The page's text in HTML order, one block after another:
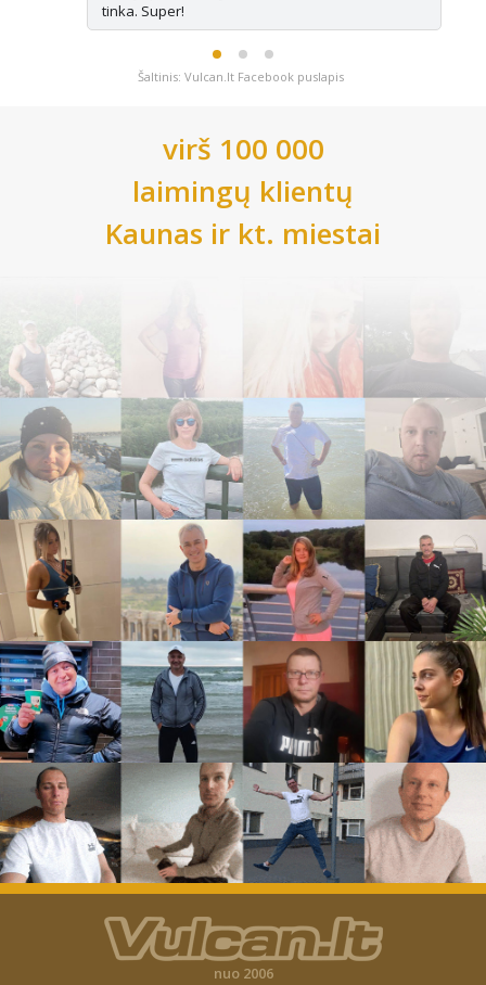
tinka. Super!
Šaltinis: Vulcan.lt Facebook puslapis
virš 100 000
laimingų klientų
Kaunas ir kt. miestai
nuo 2006